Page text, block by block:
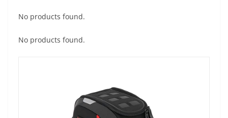
No products found.
No products found.